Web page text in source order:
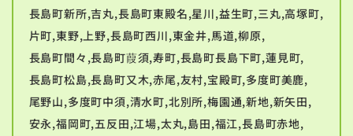
長島町新所,吉丸,長島町東殿名,星川,益生町,三丸,高塚町,
片町,東野,上野,長島町西川,東金井,馬道,柳原,
長島町間々,長島町葭須,寿町,長島町長島下町,蓮見町,
長島町松島,長島町又木,赤尾,友村,宝殿町,多度町美鹿,
尾野山,多度町中須,清水町,北別所,梅園通,新地,新矢田,
安永,福岡町,五反田,江場,太丸,島田,福江,長島町赤地,